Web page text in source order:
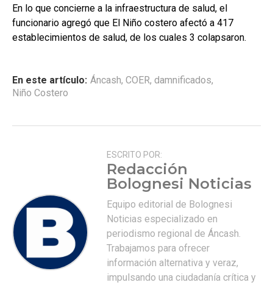
En lo que concierne a la infraestructura de salud, el
funcionario agregó que El Niño costero afectó a 417
establecimientos de salud, de los cuales 3 colapsaron.
En este artículo: Áncash, COER, damnificados,
Niño Costero
ESCRITO POR:
Redacción
Bolognesi Noticias
Equipo editorial de Bolognesi
Noticias especializado en
periodismo regional de Áncash.
Trabajamos para ofrecer
información alternativa y veraz,
impulsando una ciudadanía crítica y